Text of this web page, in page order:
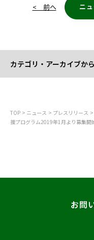
カテゴリ・アーカイブか
< 前へ ニ
TOP ニュース プレスリリース
援プログラム2019年1月より募集開
お問